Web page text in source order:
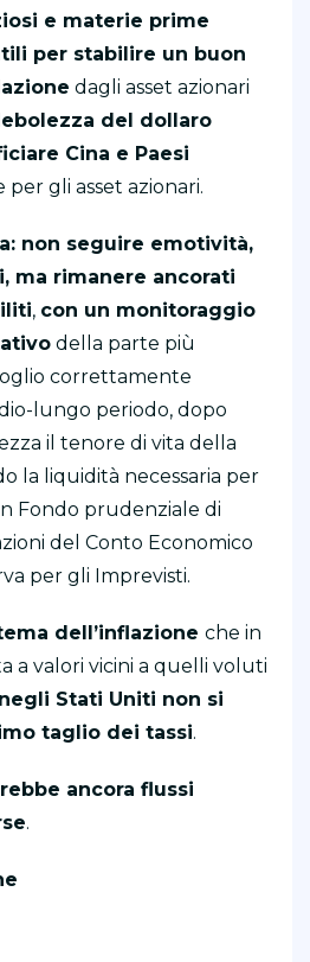
e materie prime
per stabilire un buon
dagli asset azionari
del dollaro
Cina e Paesi
per gli asset azionari.
non seguire emotività,
ma rimanere ancorati
, con un monitoraggio
della parte più
correttamente
lungo periodo, dopo
il tenore di vita della
la liquidità necessaria per
Fondo prudenziale di
del Conto Economico
per gli Imprevisti.
dell’inflazione che in
a valori vicini a quelli voluti
negli Stati Uniti non si
taglio dei tassi.
ancora flussi
.